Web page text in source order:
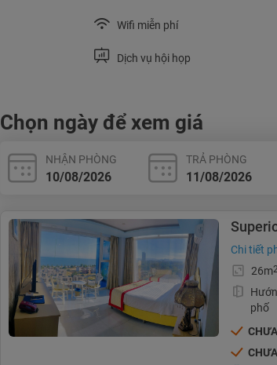
Wifi miễn phí
Dịch vụ hội họp
Chọn ngày để xem giá
NHẬN PHÒNG TRẢ PHÒNG
Chi tiết
26m
phố
CHƯA
CHƯA